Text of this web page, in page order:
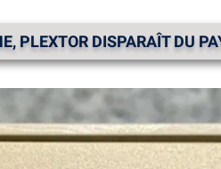
PLEXTOR DISPARAÎT DU